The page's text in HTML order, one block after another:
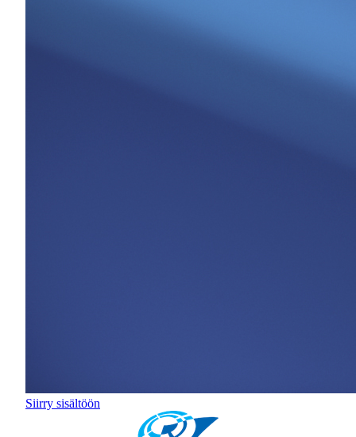
Siirry sisältöön